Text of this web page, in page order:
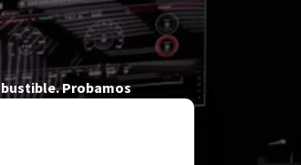
Probamos
ECU de alta calidad con